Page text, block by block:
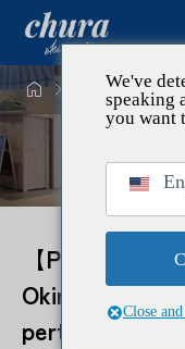
 
【Panduan
Okinawa】
pertama di
We've
speaking
you want
Close